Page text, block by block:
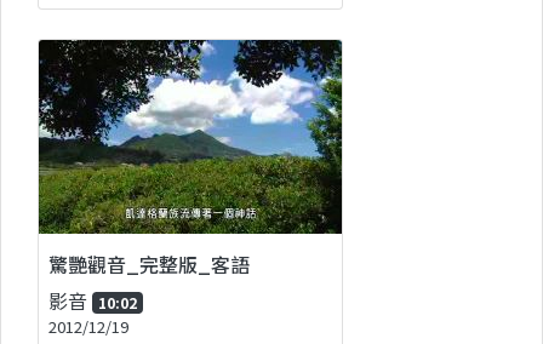
驚艷觀音_完整版_客語
影音 10:02
2012/12/19